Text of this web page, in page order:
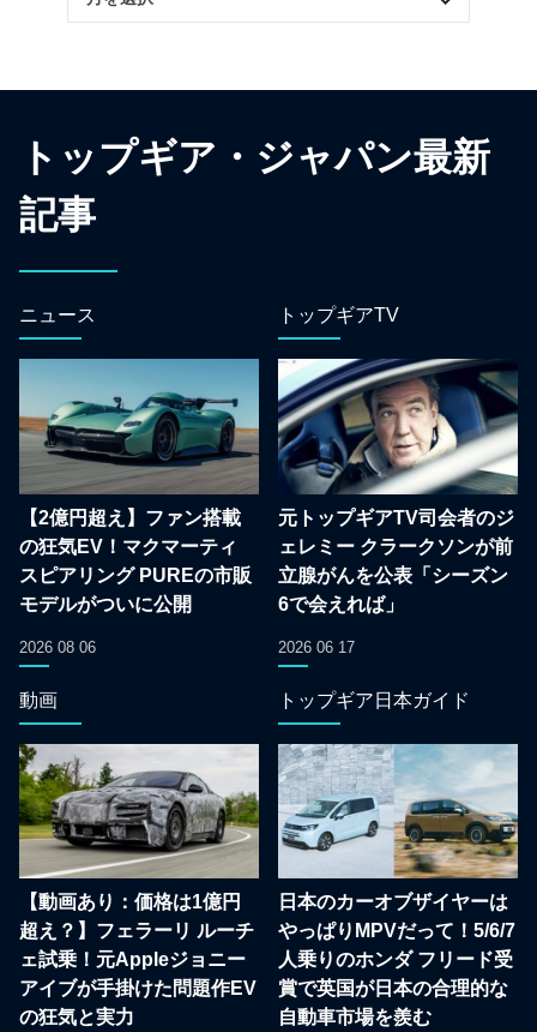
トップギア・ジャパン最新
記事
ニュース
【2億円超え】ファン搭載
の狂気EV！マクマーティ
スピアリング PUREの市販
モデルがついに公開
2026 08 06
トップギアTV
元トップギアTV司会者のジ
ェレミー クラークソンが前
立腺がんを公表「シーズン
6で会えれば」
2026 06 17
動画
【動画あり：価格は1億円
超え？】フェラーリ ルーチ
ェ試乗！元Appleジョニー
アイブが手掛けた問題作EV
の狂気と実力
トップギア日本ガイド
日本のカーオブザイヤーは
やっぱりMPVだって！5/6/7
人乗りのホンダ フリード受
賞で英国が日本の合理的な
自動車市場を羨む